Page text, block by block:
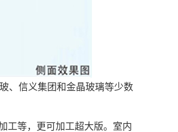
、信义集团和金晶玻璃等少数
工等，更可加工超大版。室内